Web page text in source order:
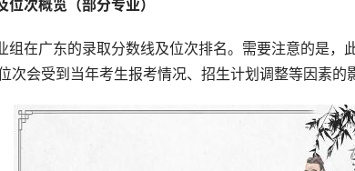
位次概览（部分专业）
次会受到当年考生报考情况、招生计划调整等因素的